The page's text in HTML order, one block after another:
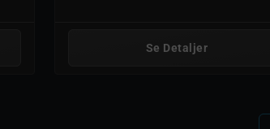
Se Detaljer